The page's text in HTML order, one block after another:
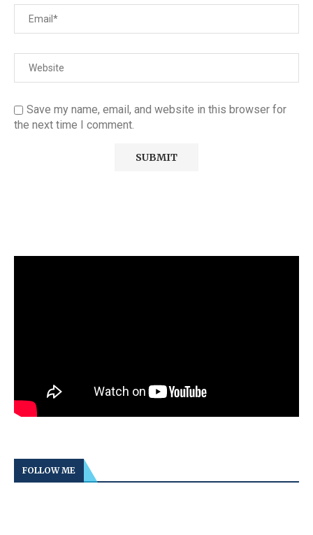
Save my name, email, and website in this browser for
the next time I comment.
FOLLOW ME